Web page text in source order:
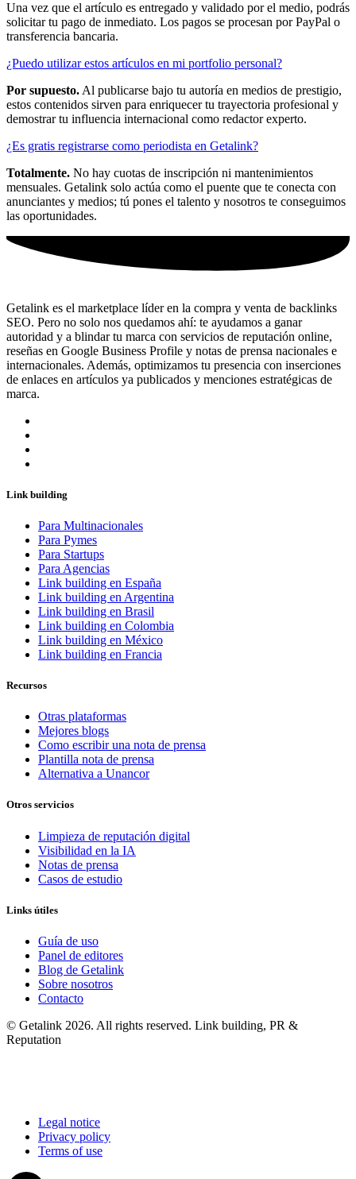
Una vez que el artículo es entregado y validado por el medio, podrás
solicitar tu pago de inmediato. Los pagos se procesan por PayPal o
transferencia bancaria.
¿Puedo utilizar estos artículos en mi portfolio personal?
Por supuesto. Al publicarse bajo tu autoría en medios de prestigio,
estos contenidos sirven para enriquecer tu trayectoria profesional y
demostrar tu influencia internacional como redactor experto.
¿Es gratis registrarse como periodista en Getalink?
Totalmente. No hay cuotas de inscripción ni mantenimientos
mensuales. Getalink solo actúa como el puente que te conecta con
anunciantes y medios; tú pones el talento y nosotros te conseguimos
las oportunidades.
Getalink es el marketplace líder en la compra y venta de backlinks
SEO. Pero no solo nos quedamos ahí: te ayudamos a ganar
autoridad y a blindar tu marca con servicios de reputación online,
reseñas en Google Business Profile y notas de prensa nacionales e
internacionales. Además, optimizamos tu presencia con inserciones
de enlaces en artículos ya publicados y menciones estratégicas de
marca.
Link building
Para Multinacionales
Para Pymes
Para Startups
Para Agencias
Link building en España
Link building en Argentina
Link building en Brasil
Link building en Colombia
Link building en México
Link building en Francia
Recursos
Otras plataformas
Mejores blogs
Como escribir una nota de prensa
Plantilla nota de prensa
Alternativa a Unancor
Otros servicios
Limpieza de reputación digital
Visibilidad en la IA
Notas de prensa
Casos de estudio
Links útiles
Guía de uso
Panel de editores
Blog de Getalink
Sobre nosotros
Contacto
© Getalink 2026. All rights reserved. Link building, PR &
Reputation
Legal notice
Privacy policy
Terms of use